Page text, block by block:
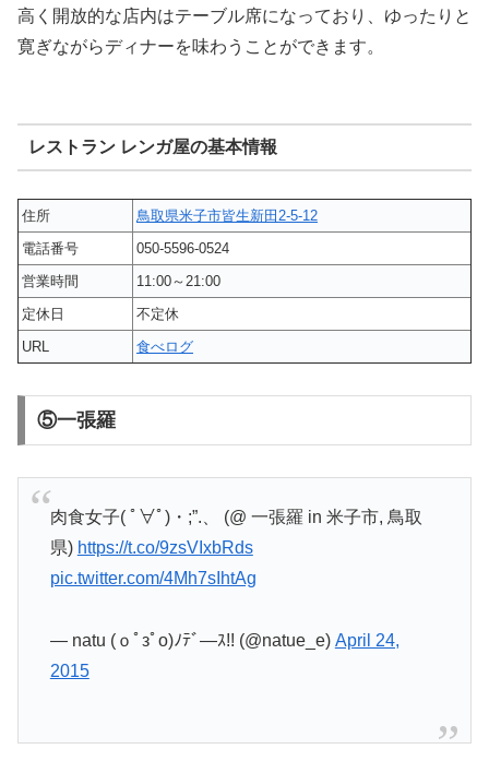
高く開放的な店内はテーブル席になっており、ゆったりと
寛ぎながらディナーを味わうことができます。
レストラン レンガ屋の基本情報
住所
鳥取県米子市皆生新田2-5-12
電話番号
050-5596-0524
営業時間
11:00～21:00
定休日
不定休
URL
食べログ
⑤一張羅
肉食女子( ﾟ∀ﾟ)・;”.、 (@ 一張羅 in 米子市, 鳥取
県) https://t.co/9zsVIxbRds
pic.twitter.com/4Mh7sIhtAg
— natu (ｏﾟзﾟo)ﾉﾃﾞ―ｽ!! (@natue_e) April 24,
2015